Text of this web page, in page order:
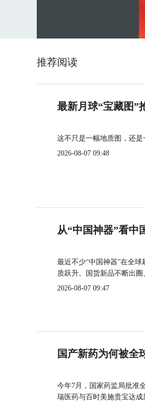
推荐阅读
最新月球“宝藏图”
这不只是一幅地质图，还是
2026-08-07 09:48
从“中国神器”看中
最近不少“中国神器”在全
质跃升。国货新品不断出
2026-08-07 09:47
国产新药为何被全
今年7月，国家药监局批准
瑞医药与百时美施贵宝达